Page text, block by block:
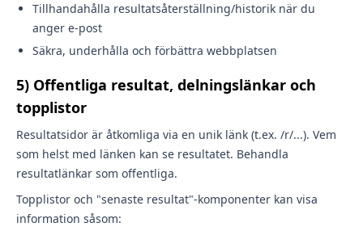
Tillhandahålla resultatsåterställning/historik när du
anger e-post
Säkra, underhålla och förbättra webbplatsen
5) Offentliga resultat, delningslänkar och
topplistor
Resultatsidor är åtkomliga via en unik länk (t.ex. /r/...). Vem
som helst med länken kan se resultatet. Behandla
resultatlänkar som offentliga.
Topplistor och "senaste resultat"-komponenter kan visa
information såsom: